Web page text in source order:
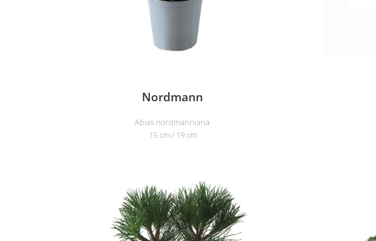
Nordmann
Abias nordmanniana
15 cm / 19 cm